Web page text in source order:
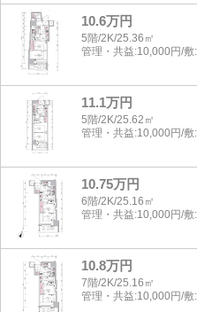
10.6万円
5階/2K/25.36㎡
管理・共益:10,000円/敷
11.1万円
5階/2K/25.62㎡
管理・共益:10,000円/敷
10.75万円
6階/2K/25.16㎡
管理・共益:10,000円/敷
10.8万円
7階/2K/25.16㎡
管理・共益:10,000円/敷